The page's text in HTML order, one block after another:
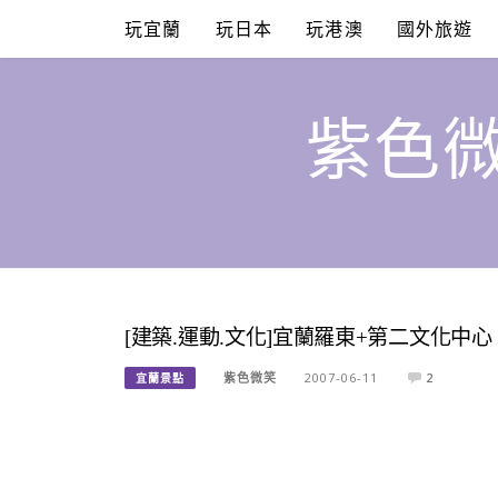
content
玩宜蘭 玩日本 玩港澳 國外旅遊
紫色
[建築.運動.文化]宜蘭羅東+第二文化中心
宜蘭景點 紫色微笑 2007-06-11 2